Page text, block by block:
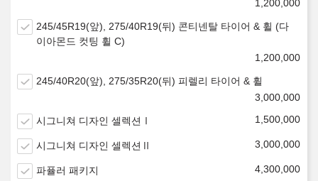
1,200,000
245/45R19(앞), 275/40R19(뒤) 콘티넨탈 타이어 & 휠 (다
이아몬드 컷팅 휠 C)
1,200,000
245/40R20(앞), 275/35R20(뒤) 피렐리 타이어 & 휠
3,000,000
시그니쳐 디자인 셀렉션Ⅰ 1,500,000
시그니쳐 디자인 셀렉션Ⅱ 3,000,000
파퓰러 패키지 4,300,000